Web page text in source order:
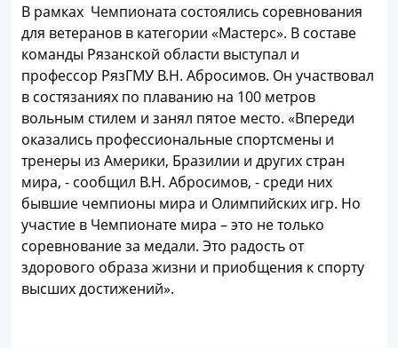
В рамках Чемпионата состоялись соревнования
для ветеранов в категории «Мастерс». В составе
команды Рязанской области выступал и
профессор РязГМУ В.Н. Абросимов. Он участвовал
в состязаниях по плаванию на 100 метров
вольным стилем и занял пятое место. «Впереди
оказались профессиональные спортсмены и
тренеры из Америки, Бразилии и других стран
мира, - сообщил В.Н. Абросимов, - среди них
бывшие чемпионы мира и Олимпийских игр. Но
участие в Чемпионате мира – это не только
соревнование за медали. Это радость от
здорового образа жизни и приобщения к спорту
высших достижений».